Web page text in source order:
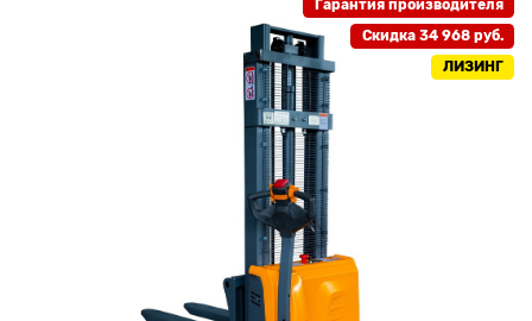
Гарантия производителя
Скидка 34 968 руб.
ЛИЗИНГ